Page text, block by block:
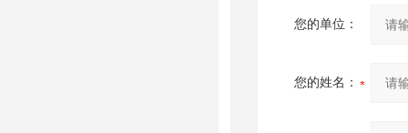
您的单位：
您的姓名：